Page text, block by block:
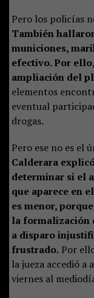
Pero los policías
También
municiones,
efectivo. Por
ampliación del
elementos
eventual
drogas.
Pero ese no es el
Calderara
determinar si el
que aparece en
es menor,
la formalización
a disparo
frustrado.Por
la jueza accedió
viernes al